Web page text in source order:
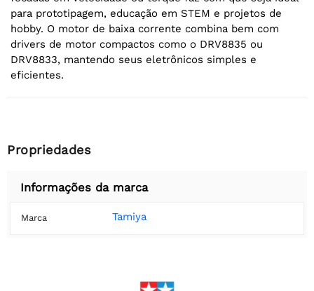
para prototipagem, educação em STEM e projetos de
hobby. O motor de baixa corrente combina bem com
drivers de motor compactos como o DRV8835 ou
DRV8833, mantendo seus eletrônicos simples e
eficientes.
Propriedades
Informações da marca
Marca Tamiya